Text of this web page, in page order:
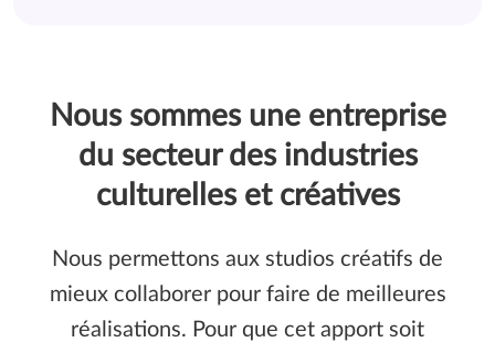
Nous sommes une entreprise
du secteur des industries
culturelles et créatives
Nous permettons aux studios créatifs de
mieux collaborer pour faire de meilleures
réalisations. Pour que cet apport soit